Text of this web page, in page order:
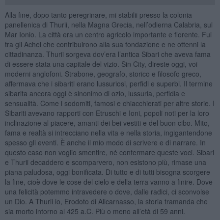
Alla fine, dopo tanto peregrinare, mi stabilii presso la colonia
panellenica di Thurii, nella Magna Grecia, nell’odierna Calabria, sul
Mar Ionio. La città era un centro agricolo importante e fiorente. Fui
tra gli Achei che contribuirono alla sua fondazione e ne ottenni la
cittadinanza. Thurii sorgeva dov’era l’antica Sibari che aveva fama
di essere stata una capitale del vizio. Sin City, direste oggi, voi
moderni anglofoni. Strabone, geografo, storico e filosofo greco,
affermava che i sibariti erano lussuriosi, perfidi e superbi. Il termine
sibarita ancora oggi è sinonimo di ozio, lussuria, perfidia e
sensualità. Come i sodomiti, famosi e chiacchierati per altre storie. I
Sibariti avevano rapporti con Etruschi e Ioni, popoli noti per la loro
inclinazione al piacere, amanti dei bei vestiti e del buon cibo. Mito,
fama e realtà si intrecciano nella vita e nella storia, ingigantendone
spesso gli eventi. È anche il mio modo di scrivere e di narrare. In
questo caso non voglio smentire, né confermare queste voci. Sibari
e Thurii decaddero e scomparvero, non esistono più, rimase una
piana paludosa, oggi bonificata. Di tutto e di tutti bisogna scorgere
la fine, cioè dove le cose del cielo e della terra vanno a finire. Dove
una felicità potemmo intravedere o dove, dalle radici, ci sconvolse
un Dio. A Thurii io, Erodoto di Alicarnasso, la storia tramanda che
sia morto intorno al 425 a.C. Più o meno all’età di 59 anni.